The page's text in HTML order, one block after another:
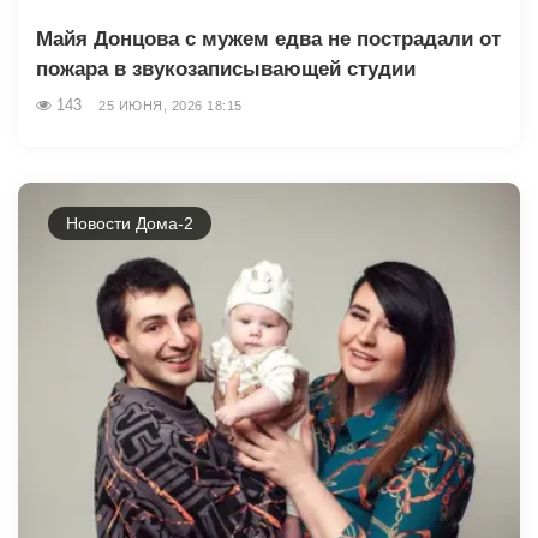
Майя Донцова с мужем едва не пострадали от
пожара в звукозаписывающей студии
143 25 ИЮНЯ, 2026 18:15
Новости Дома-2